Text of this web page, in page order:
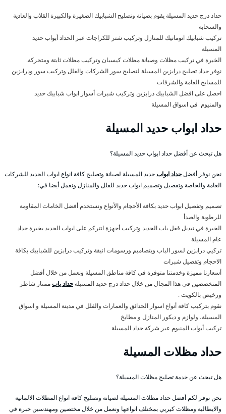
حداد درج حديد المسيلة يقوم بصيانة وتصليح الشبابيك الصغيرة والكبيرة القلاب والعادية
والسحابة
تركيب شبابيك اتوماتيك للمنازل وتركيب شتر للكراجات عبر الحداد أبواب حديد
المسيلة
الخبرة في تركيب مظلات وصيانة مظلات كيسبان وتركيب مظلات ثابتة ومتحركة.
نوفر حداد تصليح درابزين المسيلة لتصليح سور الشركات والفلل وتركيب سور ودرابزين
للمسابح العامة والشرفات
احصل على افضل الشبابيك درابزين وتركيب شبرات أسوار ابواب شبابيك حديد
والمنيوم في اسواق المسيلة
حداد ابواب حديد المسيلة
هل تبحث عن أفضل حداد ابواب حديد المسيلة؟
نحن نوفر أفضلحداد ابوابحديد المسيلة لصيانة وتصليح كافة انواع ابواب الحديد للشركات
العامة والخاصة وتفصيل وتصميم ابواب حديد للفلل والمنازل ونعمل أيضا في:
تصميم وتفصيل ابواب حديد بكافة الأحجام والأنواع ونستخدم أفضل الخامات المقاومة
للرطوبة والصدأ
الخبرة في تبديل قفل باب الحديد وتركيب أجهزة انتركم على ابواب الحديد بخبرة حداد
عام المسيلة
تركيي درابزين لسور الباب وبتصاميم ورسومات انيقة وتركيب درابزين للشبابيك بكافة
الاحجام وتفصيل شبرات
أسعارنا مميزة وخدمتنا متوفرة في كافة مناطق المسيلة ونعمل من خلال أفضل
المتخصصين في هذا المجال من خلال حداد درج حديد المسيلة حداد بابممتاز شاطر
ورخيص بالكويت .
نقوم بتركيب كافة أنواع اسوار الحدائق والعمارات والفلل في مدينة المسيلة و اسواق
المسيلة، ولوازم و ديكور المنازل و مطابخ
تركيب أبواب المنيوم عبر شركة حداد المسيلة
حداد مظلات المسيلة
هل تبحث عن خدمة تصليح مظلات المسيلة؟
نحن نوفر لكم أفضل حداد مظلات المسيلة لصيانة وتصليح كافة انواع المظلات الالمانية
والايطالية ومظلات كيربي بمختلف انواعها ونعمل من خلال مختصين ومهندسين خبرة في